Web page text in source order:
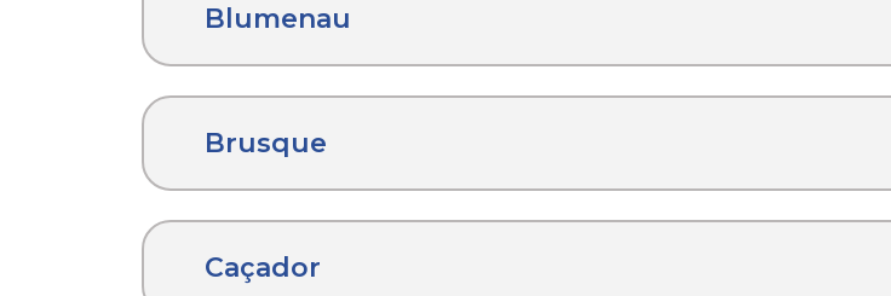
Blumenau
Brusque
Caçador